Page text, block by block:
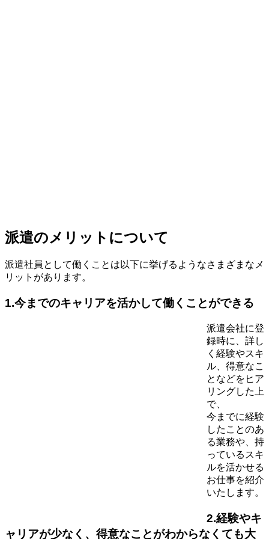
派遣のメリットについて
派遣社員として働くことは以下に挙げるようなさまざまなメ
リットがあります。
1.今までのキャリアを活かして働くことができる
派遣会社に登
録時に、詳し
く経験やスキ
ル、得意なこ
となどをヒア
リングした上
で、
今までに経験
したことのあ
る業務や、持
っているスキ
ルを活かせる
お仕事を紹介
いたします。
2.経験やキ
ャリアが少なく、得意なことがわからなくても大